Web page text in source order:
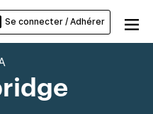
Se connecter / Adhérer